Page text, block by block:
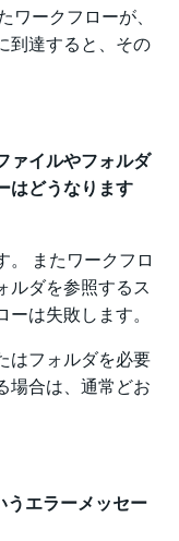
ワークフローが、
到達すると、その
ァイルやフォルダ
はどうなります
。 またワークフロ
ルダを参照するス
は失敗します。
はフォルダを必要
場合は、通常どお
うエラーメッセー